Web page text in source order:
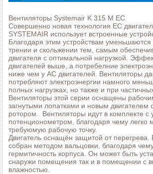
Вентиляторы Systemair K 315 M EC
Совершенно новая технология EC
SYSTEMAIR использует встроенные
Благодаря этим устройствам уменьшаются
трении и скольжении тем, самым
двигателя с оптимальной нагрузкой.
двигателей выше, а потребелние
ниже чем у AC двигателей. Вентиляторы
потребляют электроэнергии намного
полных нагрузках, но также и при
Вентиляторы этой серии оснащены
загнутыми лопатками и новым двигателем
ротором. Вентиляторы идут в комплекте с
потенционометром, благодаря чему легко
требуюмую рабочую точку.
Двигатель оснащён защитой от перегрева.
собран методом вальцовки, благодаря
гермитичность корпуса. Он может быть
снаружи помещения так и в помещении с
влажностью.